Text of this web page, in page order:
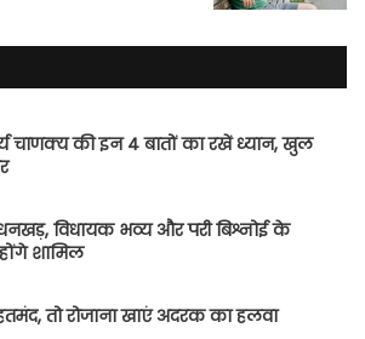
चाणक्य की इन 4 बातों का रखें ध्यान, खुल
धनखड़, विधायक भव्य और परी बिश्नोई के
शामिल
तो रोजाना खाएं अदरक का हलवा